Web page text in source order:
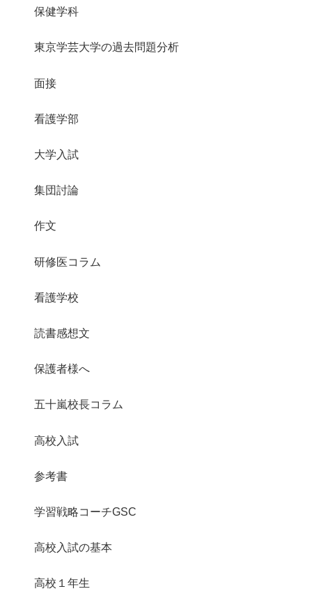
保健学科
東京学芸大学の過去問題分析
面接
看護学部
大学入試
集団討論
作文
研修医コラム
看護学校
読書感想文
保護者様へ
五十嵐校長コラム
高校入試
参考書
学習戦略コーチGSC
高校入試の基本
高校１年生